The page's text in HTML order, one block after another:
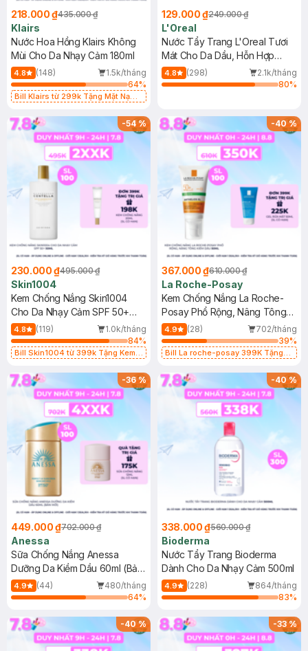
218.000 ₫435.000 ₫
Klairs
Nước Hoa Hồng Klairs Không
Mùi Cho Da Nhạy Cảm 180ml
4.8 (148)
1.5k/tháng
64%
Bill Klairs từ 299k Tặng Mặt Nạ
25ml (SL Có Hạn)
129.000 ₫249.000 ₫
L'Oreal
Nước Tẩy Trang L'Oreal Tươi
Mát Cho Da Dầu, Hỗn Hợp
400ml
4.8 (298)
2.1k/tháng
80%
-54%
230.000 ₫495.000 ₫
Skin1004
Kem Chống Nắng Skin1004
Cho Da Nhạy Cảm SPF 50+
50ml
4.8 (119)
1.0k/tháng
84%
Bill Skin1004 từ 399k Tặng Kem
SPF 50+ 20ml (SL Có Hạn)
-40%
367.000 ₫610.000 ₫
La Roche-Posay
Kem Chống Nắng La Roche-
Posay Phổ Rộng, Nâng Tông
Kiềm Dầu 50ml
4.9 (28)
702/tháng
39%
Bill La roche-posay 399K Tặng
(SL có hạn)
-36%
449.000 ₫702.000 ₫
Anessa
Sữa Chống Nắng Anessa
Dưỡng Da Kiềm Dầu 60ml (Bản
Mới)
4.9 (44)
480/tháng
64%
-40%
338.000 ₫560.000 ₫
Bioderma
Nước Tẩy Trang Bioderma
Dành Cho Da Nhạy Cảm 500ml
4.9 (228)
864/tháng
83%
-40% -33%